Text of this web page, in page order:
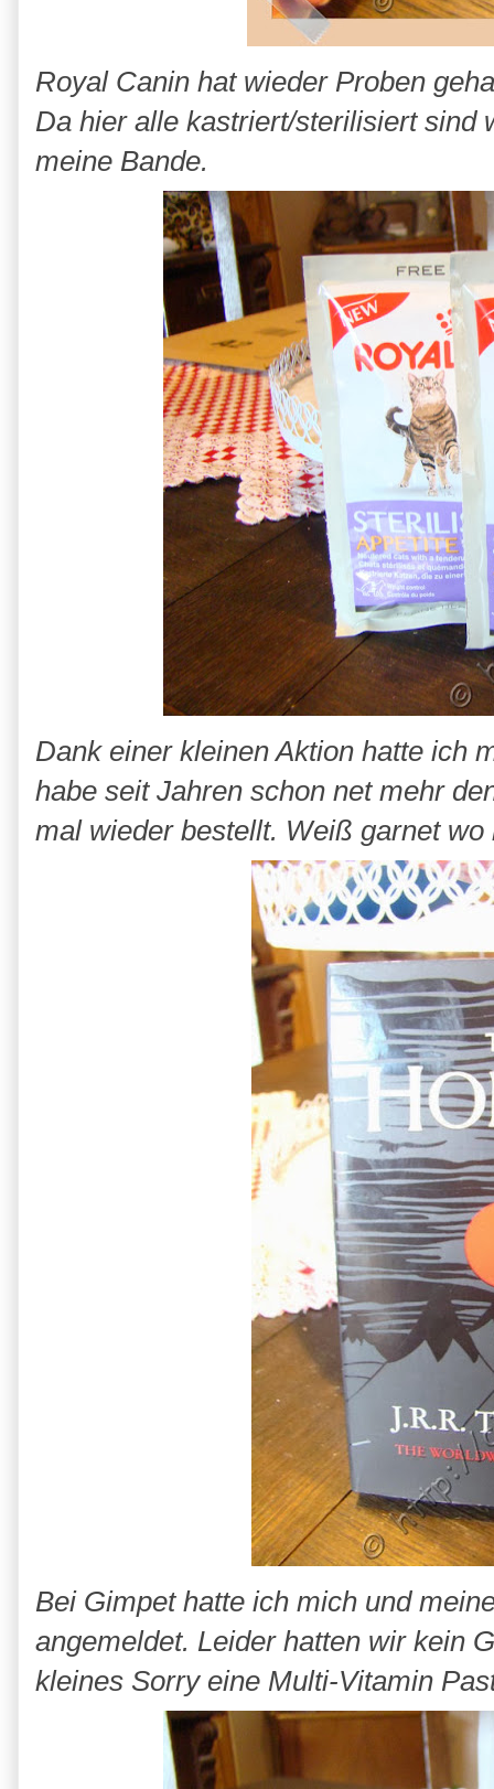
Royal Canin hat wieder Proben
Da hier alle kastriert/sterilisiert sind
meine Bande.
Dank einer kleinen Aktion hatte ich
habe seit Jahren schon net mehr
mal wieder bestellt. Weiß garnet
Bei Gimpet hatte ich mich und
angemeldet. Leider hatten wir kein
kleines Sorry eine Multi-Vitamin